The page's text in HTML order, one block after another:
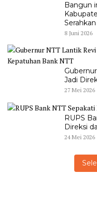
Bangun
8 Juni 2026
Jadi
27 Mei 2026
RUPS
Direksi
24 Mei 2026